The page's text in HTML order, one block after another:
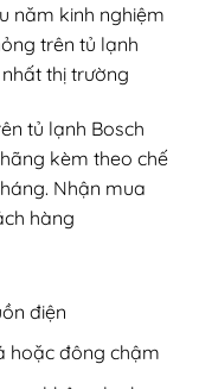
năm kinh nghiệm
trên tủ lạnh
thị trường
tủ lạnh Bosch
kèm theo chế
Nhận mua
hàng
điện
hoặc đông chậm